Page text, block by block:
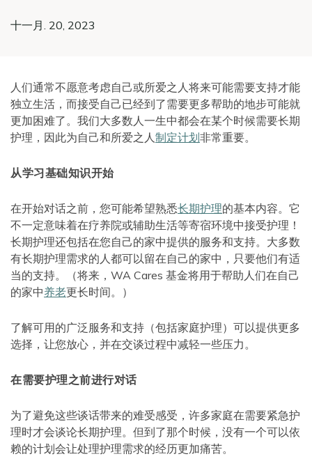
十一月. 20, 2023
人们通常不愿意考虑自己或所爱之人将来可能需要支持才能
独立生活，而接受自己已经到了需要更多帮助的地步可能就
更加困难了。我们大多数人一生中都会在某个时候需要长期
护理，因此为自己和所爱之人制定计划非常重要。
从学习基础知识开始
在开始对话之前，您可能希望熟悉长期护理的基本内容。它
不一定意味着在疗养院或辅助生活等寄宿环境中接受护理！
长期护理还包括在您自己的家中提供的服务和支持。大多数
有长期护理需求的人都可以留在自己的家中，只要他们有适
当的支持。（将来，WA Cares 基金将用于帮助人们在自己
的家中养老更长时间。）
了解可用的广泛服务和支持（包括家庭护理）可以提供更多
选择，让您放心，并在交谈过程中减轻一些压力。
在需要护理之前进行对话
为了避免这些谈话带来的难受感受，许多家庭在需要紧急护
理时才会谈论长期护理。但到了那个时候，没有一个可以依
赖的计划会让处理护理需求的经历更加痛苦。